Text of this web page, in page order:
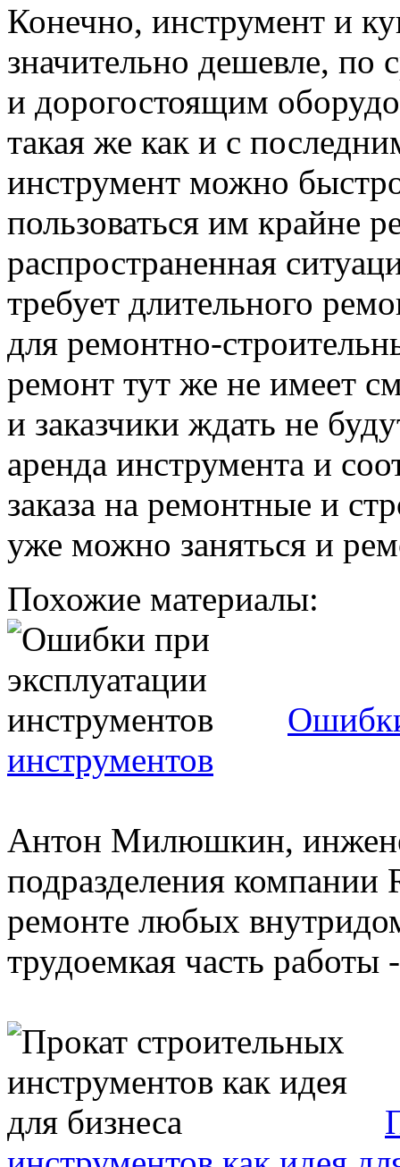
Конечно, инструмент и
значительно дешевле, по
и дорогостоящим
такая же как и с
инструмент можно
пользоваться им крайне
распространенная
требует длительного
для ремонтно-
ремонт тут же не имеет
и заказчики ждать не
аренда инструмента и
заказа на ремонтные и
уже можно заняться и
Похожие материалы:
инструментов
Антон Милюшкин,
подразделения
ремонте любых
трудоемкая часть работы